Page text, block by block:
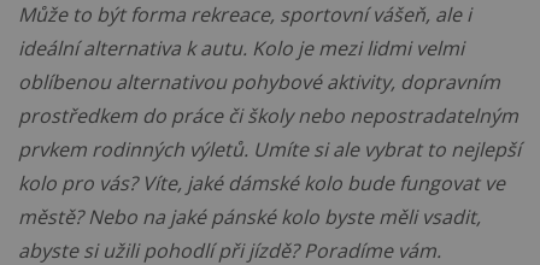
Může to být forma rekreace, sportovní vášeň, ale i
ideální alternativa k autu. Kolo je mezi lidmi velmi
oblíbenou alternativou pohybové aktivity, dopravním
prostředkem do práce či školy nebo nepostradatelným
prvkem rodinných výletů. Umíte si ale vybrat to nejlepší
kolo pro vás? Víte, jaké dámské kolo bude fungovat ve
městě? Nebo na jaké pánské kolo byste měli vsadit,
abyste si užili pohodlí při jízdě? Poradíme vám.